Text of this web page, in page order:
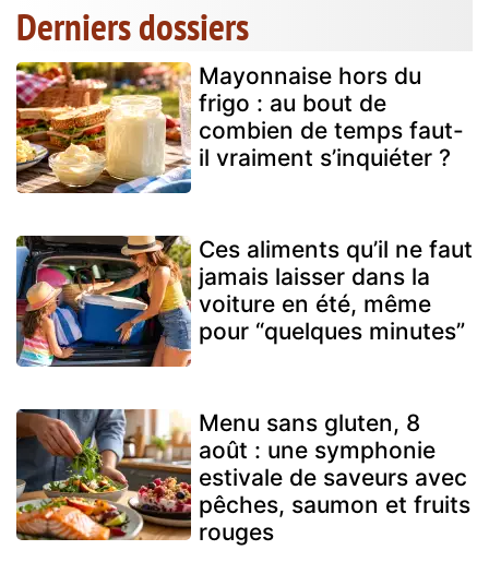
Derniers dossiers
Mayonnaise hors du
frigo : au bout de
combien de temps faut-
il vraiment s’inquiéter ?
Ces aliments qu’il ne faut
jamais laisser dans la
voiture en été, même
pour “quelques minutes”
Menu sans gluten, 8
août : une symphonie
estivale de saveurs avec
pêches, saumon et fruits
rouges